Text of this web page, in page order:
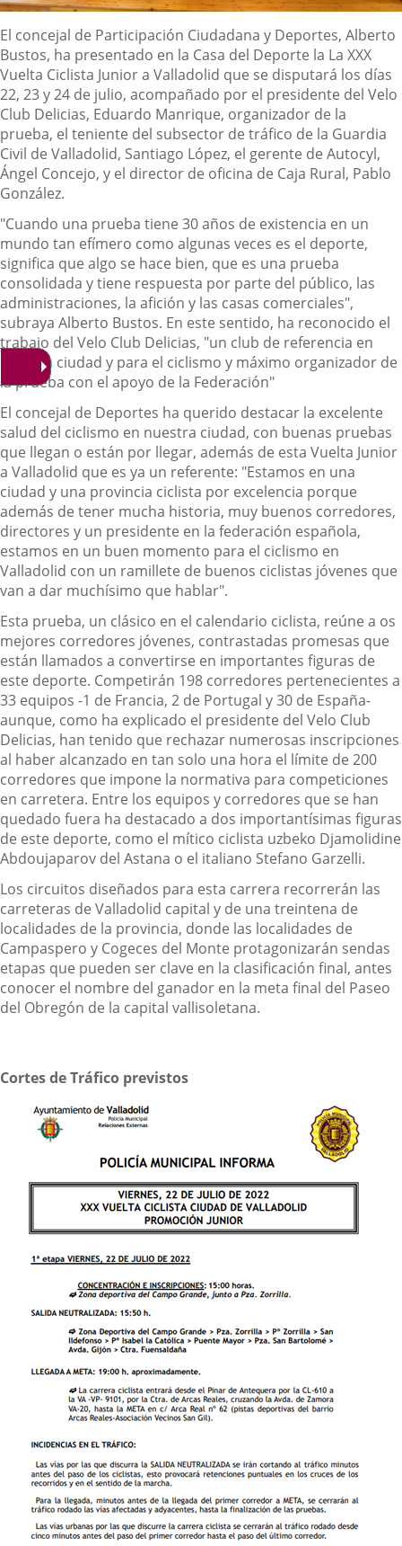
Descripción
El concejal de Participación Ciudadana y Deportes, Alberto
Bustos, ha presentado en la Casa del Deporte la La XXX
Vuelta Ciclista Junior a Valladolid que se disputará los días
22, 23 y 24 de julio, acompañado por el presidente del Velo
Club Delicias, Eduardo Manrique, organizador de la
prueba, el teniente del subsector de tráfico de la Guardia
Civil de Valladolid, Santiago López, el gerente de Autocyl,
Ángel Concejo, y el director de oficina de Caja Rural, Pablo
González.
"Cuando una prueba tiene 30 años de existencia en un
mundo tan efímero como algunas veces es el deporte,
significa que algo se hace bien, que es una prueba
consolidada y tiene respuesta por parte del público, las
administraciones, la afición y las casas comerciales",
subraya Alberto Bustos. En este sentido, ha reconocido el
trabajo del Velo Club Delicias, "un club de referencia en
nuestra ciudad y para el ciclismo y máximo organizador de
la prueba con el apoyo de la Federación"
El concejal de Deportes ha querido destacar la excelente
salud del ciclismo en nuestra ciudad, con buenas pruebas
que llegan o están por llegar, además de esta Vuelta Junior
a Valladolid que es ya un referente: "Estamos en una
ciudad y una provincia ciclista por excelencia porque
además de tener mucha historia, muy buenos corredores,
directores y un presidente en la federación española,
estamos en un buen momento para el ciclismo en
Valladolid con un ramillete de buenos ciclistas jóvenes que
van a dar muchísimo que hablar".
Esta prueba, un clásico en el calendario ciclista, reúne a os
mejores corredores jóvenes, contrastadas promesas que
están llamados a convertirse en importantes figuras de
este deporte. Competirán 198 corredores pertenecientes a
33 equipos -1 de Francia, 2 de Portugal y 30 de España-
aunque, como ha explicado el presidente del Velo Club
Delicias, han tenido que rechazar numerosas inscripciones
al haber alcanzado en tan solo una hora el límite de 200
corredores que impone la normativa para competiciones
en carretera. Entre los equipos y corredores que se han
quedado fuera ha destacado a dos importantísimas figuras
de este deporte, como el mítico ciclista uzbeko Djamolidine
Abdoujaparov del Astana o el italiano Stefano Garzelli.
Los circuitos diseñados para esta carrera recorrerán las
carreteras de Valladolid capital y de una treintena de
localidades de la provincia, donde las localidades de
Campaspero y Cogeces del Monte protagonizarán sendas
etapas que pueden ser clave en la clasificación final, antes
conocer el nombre del ganador en la meta final del Paseo
del Obregón de la capital vallisoletana.
Cortes de Tráfico previstos